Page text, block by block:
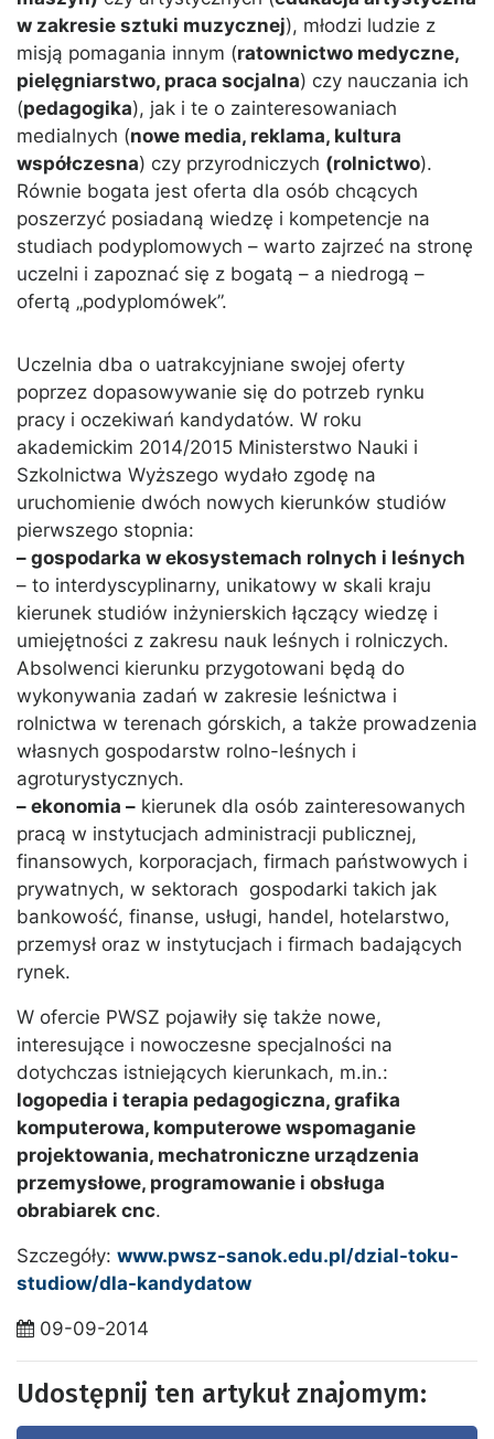
w zakresie sztuki muzycznej), młodzi ludzie z
misją pomagania innym (ratownictwo medyczne,
pielęgniarstwo, praca socjalna) czy nauczania ich
(pedagogika), jak i te o zainteresowaniach
medialnych (nowe media, reklama, kultura
współczesna) czy przyrodniczych (rolnictwo).
Równie bogata jest oferta dla osób chcących
poszerzyć posiadaną wiedzę i kompetencje na
studiach podyplomowych – warto zajrzeć na stronę
uczelni i zapoznać się z bogatą – a niedrogą –
ofertą „podyplomówek”.
Uczelnia dba o uatrakcyjniane swojej oferty
poprzez dopasowywanie się do potrzeb rynku
pracy i oczekiwań kandydatów. W roku
akademickim 2014/2015 Ministerstwo Nauki i
Szkolnictwa Wyższego wydało zgodę na
uruchomienie dwóch nowych kierunków studiów
pierwszego stopnia:
– gospodarka w ekosystemach rolnych i leśnych
– to interdyscyplinarny, unikatowy w skali kraju
kierunek studiów inżynierskich łączący wiedzę i
umiejętności z zakresu nauk leśnych i rolniczych.
Absolwenci kierunku przygotowani będą do
wykonywania zadań w zakresie leśnictwa i
rolnictwa w terenach górskich, a także prowadzenia
własnych gospodarstw rolno-leśnych i
agroturystycznych.
– ekonomia – kierunek dla osób zainteresowanych
pracą w instytucjach administracji publicznej,
finansowych, korporacjach, firmach państwowych i
prywatnych, w sektorach gospodarki takich jak
bankowość, finanse, usługi, handel, hotelarstwo,
przemysł oraz w instytucjach i firmach badających
rynek.
W ofercie PWSZ pojawiły się także nowe,
interesujące i nowoczesne specjalności na
dotychczas istniejących kierunkach, m.in.:
logopedia i terapia pedagogiczna, grafika
komputerowa, komputerowe wspomaganie
projektowania, mechatroniczne urządzenia
przemysłowe, programowanie i obsługa
obrabiarek cnc.
Szczegóły: www.pwsz-sanok.edu.pl/dzial-toku-
studiow/dla-kandydatow
09-09-2014
Udostępnij ten artykuł znajomym: